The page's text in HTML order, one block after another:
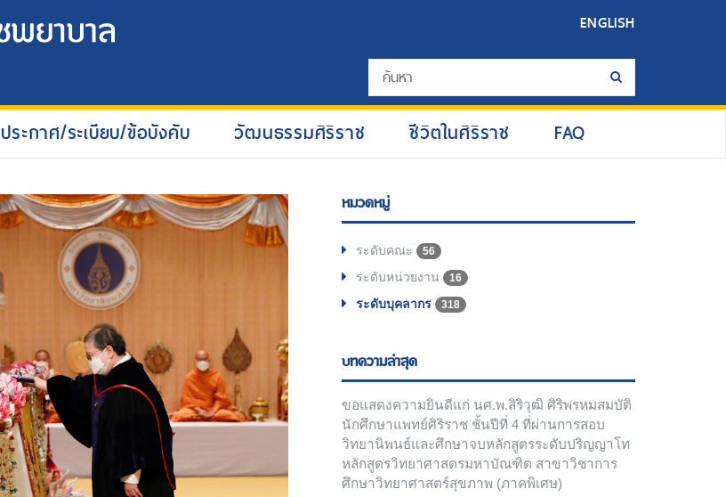
ENGLISH
ประกาศ/ระเบียบ/ข้อบังคับ วัฒนธรรมศิริราช ชีวิตในศิริราช FAQ
หมวดหมู่
ระดับคณะ 56
ระดับหน่วยงาน 16
ระดับบุคลากร 318
บทความล่าสุด
ขอแสดงความยินดีแก่ นศ.พ.สิริวุฒิ ศิริพรหมสมบัติ
นักศึกษาแพทย์ศิริราช ชั้นปีที่ 4 ที่ผ่านการสอบ
วิทยานิพนธ์และศึกษาจบหลักสูตรระดับปริญญาโท
หลักสูตรวิทยาศาสตรมหาบัณฑิต สาขาวิชาการ
ศึกษาวิทยาศาสตร์สุขภาพ (ภาคพิเศษ)